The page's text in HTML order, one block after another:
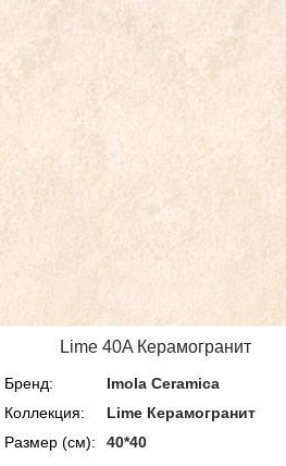
Lime 40A Керамогранит
Бренд
Imola Ceramica
Коллекция
Lime Керамогранит
Размер (см)
40*40